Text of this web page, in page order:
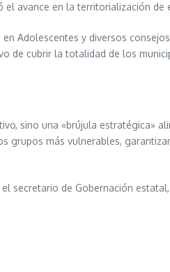
el avance en la territorialización de
Adolescentes y diversos
de cubrir la totalidad de los
sino una «brújula estratégica»
grupos más vulnerables,
secretario de Gobernación